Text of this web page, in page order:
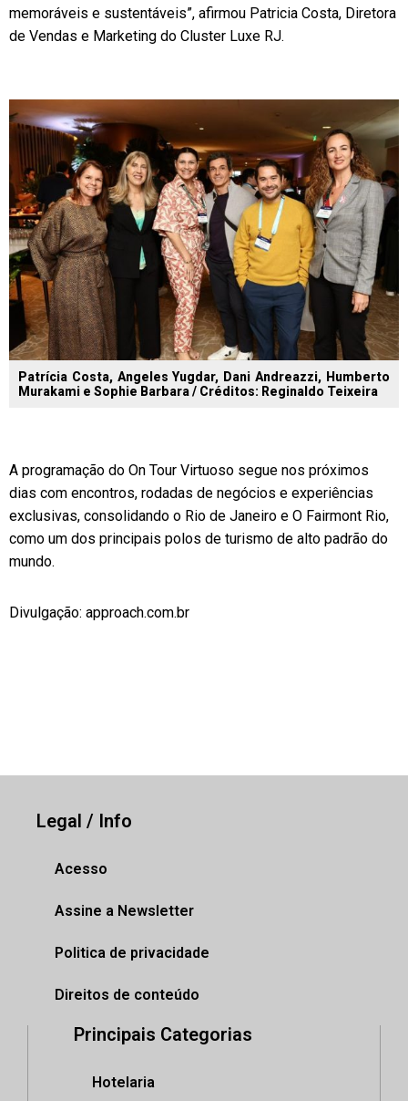
memoráveis e sustentáveis”, afirmou Patricia Costa, Diretora
de Vendas e Marketing do Cluster Luxe RJ.
Patrícia Costa, Angeles Yugdar, Dani Andreazzi, Humberto
Murakami e Sophie Barbara / Créditos: Reginaldo Teixeira
A programação do On Tour Virtuoso segue nos próximos
dias com encontros, rodadas de negócios e experiências
exclusivas, consolidando o Rio de Janeiro e O Fairmont Rio,
como um dos principais polos de turismo de alto padrão do
mundo.
Divulgação: approach.com.br
Legal / Info
Acesso
Assine a Newsletter
Politica de privacidade
Direitos de conteúdo
Principais Categorias
Hotelaria